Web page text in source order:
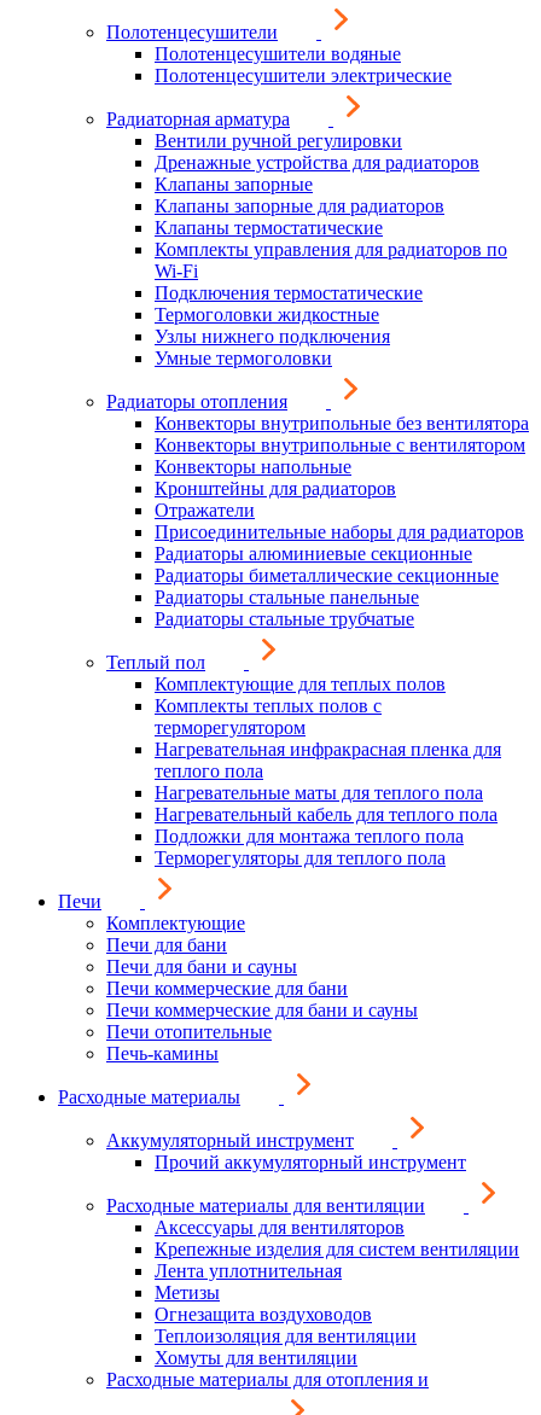
Полотенцесушители
Полотенцесушители водяные
Полотенцесушители электрические
Радиаторная арматура
Вентили ручной регулировки
Дренажные устройства для радиаторов
Клапаны запорные
Клапаны запорные для радиаторов
Клапаны термостатические
Комплекты управления для радиаторов по
Wi-Fi
Подключения термостатические
Термоголовки жидкостные
Узлы нижнего подключения
Умные термоголовки
Радиаторы отопления
Конвекторы внутрипольные без вентилятора
Конвекторы внутрипольные с вентилятором
Конвекторы напольные
Кронштейны для радиаторов
Отражатели
Присоединительные наборы для радиаторов
Радиаторы алюминиевые секционные
Радиаторы биметаллические секционные
Радиаторы стальные панельные
Радиаторы стальные трубчатые
Теплый пол
Комплектующие для теплых полов
Комплекты теплых полов с
терморегулятором
Нагревательная инфракрасная пленка для
теплого пола
Нагревательные маты для теплого пола
Нагревательный кабель для теплого пола
Подложки для монтажа теплого пола
Терморегуляторы для теплого пола
Печи
Комплектующие
Печи для бани
Печи для бани и сауны
Печи коммерческие для бани
Печи коммерческие для бани и сауны
Печи отопительные
Печь-камины
Расходные материалы
Аккумуляторный инструмент
Прочий аккумуляторный инструмент
Расходные материалы для вентиляции
Аксессуары для вентиляторов
Крепежные изделия для систем вентиляции
Лента уплотнительная
Метизы
Огнезащита воздуховодов
Теплоизоляция для вентиляции
Хомуты для вентиляции
Расходные материалы для отопления и